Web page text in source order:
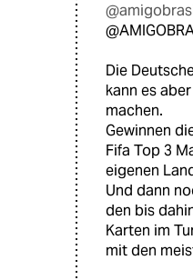
Die
kann es
machen.
Gewinnen
Fifa Top 3
eigenen
Und dann
den bis
Karten im
mit den